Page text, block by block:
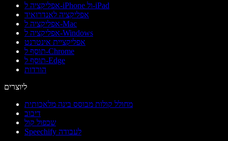
אפליקציה ל-iPhone ול-iPad
אפליקציה לאנדרואיד
אפליקציה ל-Mac
אפליקציה ל-Windows
אפליקציית אינטרנט
תוסף ל-Chrome
תוסף ל-Edge
הורדות
ליוצרים
מחולל קולות מבוסס בינה מלאכותית
דיבוב
שכפול קול
Speechify לעבודה